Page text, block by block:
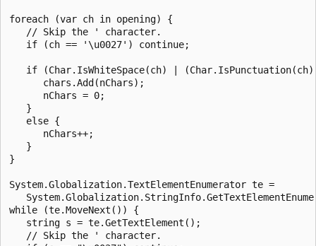
foreach (var ch in opening) {
   // Skip the ' character.
   if (ch == '\u0027') continue;
if (Char.IsWhiteSpace(ch) |
      chars.Add(nChars);
      nChars = 0;
   }
   else {
      nChars++;
   }
}
System.Globalization.TextElementEnumerator te =
while (te.MoveNext()) {
   string s = te.GetTextElement();
   // Skip the ' character.